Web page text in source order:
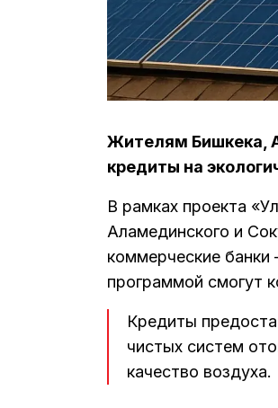
Жителям Бишкека,
кредиты на
В рамках проекта
Аламединского и
коммерческие
программой смогут
Кредиты
чистых систем
качество воздуха.